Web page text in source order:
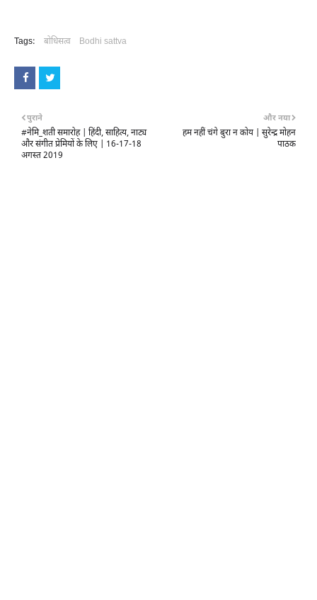
Tags: बोधिसत्व Bodhi sattva
और नया
हम नहीं चंगे बुरा न कोय | सुरेन्द्र मोहन
पाठक
पुराने
#नेमि_शती समारोह | हिंदी, साहित्य, नाट्य
और संगीत प्रेमियों के लिए | 16-17-18
अगस्त 2019